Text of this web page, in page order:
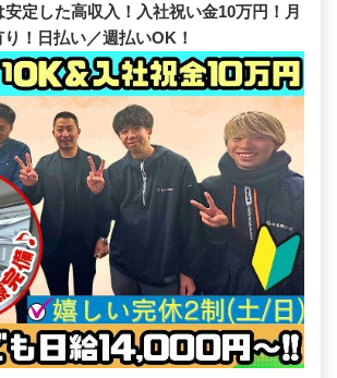
定した高収入！入社祝い金10万円！月
！日払い／週払いOK！